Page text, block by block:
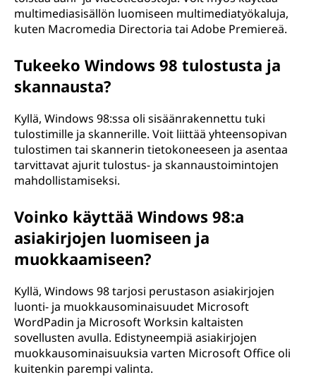
multimediasisällön luomiseen multimediatyökaluja,
kuten Macromedia Directoria tai Adobe Premiereä.
Tukeeko Windows 98 tulostusta ja
skannausta?
Kyllä, Windows 98:ssa oli sisäänrakennettu tuki
tulostimille ja skannerille. Voit liittää yhteensopivan
tulostimen tai skannerin tietokoneeseen ja asentaa
tarvittavat ajurit tulostus- ja skannaustoimintojen
mahdollistamiseksi.
Voinko käyttää Windows 98:a
asiakirjojen luomiseen ja
muokkaamiseen?
Kyllä, Windows 98 tarjosi perustason asiakirjojen
luonti- ja muokkausominaisuudet Microsoft
WordPadin ja Microsoft Worksin kaltaisten
sovellusten avulla. Edistyneempiä asiakirjojen
muokkausominaisuuksia varten Microsoft Office oli
kuitenkin parempi valinta.